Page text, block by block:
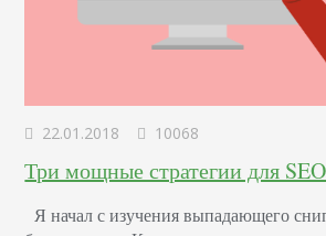
22.01.2018 10068
Три мощные стратегии для
Я начал с изучения выпадающего